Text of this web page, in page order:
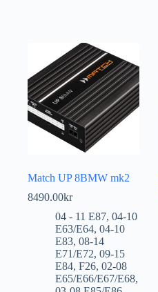
Match UP 8BMW mk2
8490.00kr
04 - 11 E87, 04-10
E63/E64, 04-10
E83, 08-14
E71/E72, 09-15
E84, F26, 02-08
E65/E66/E67/E68,